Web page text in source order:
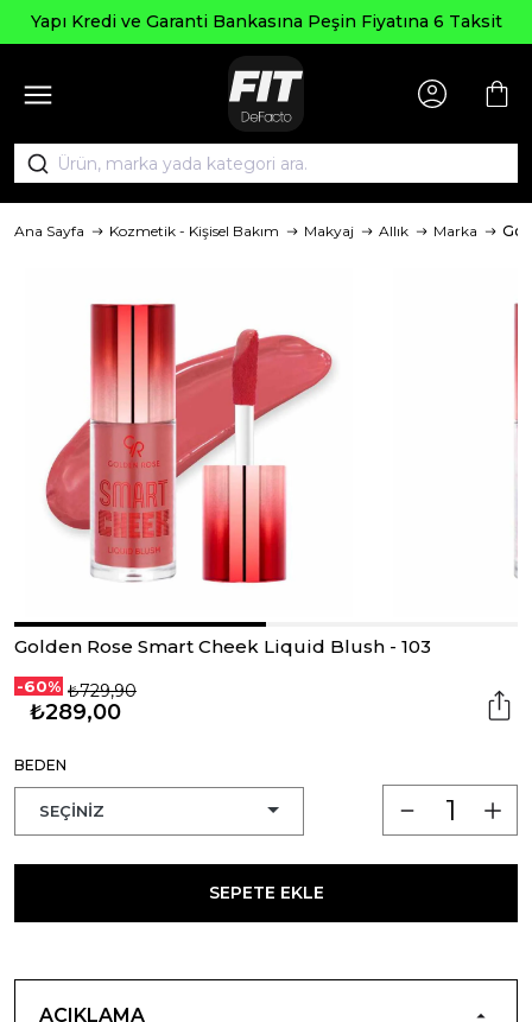
Yapı Kredi ve Garanti Bankasına Peşin Fiyatına 6 Taksit
Ana Sayfa Kozmetik - Kişisel Bakım Makyaj Allık Marka
Golden Rose Smart Cheek Liquid Blush - 103
-60% ₺729,90
₺289,00
BEDEN
SEPETE EKLE
AÇIKLAMA